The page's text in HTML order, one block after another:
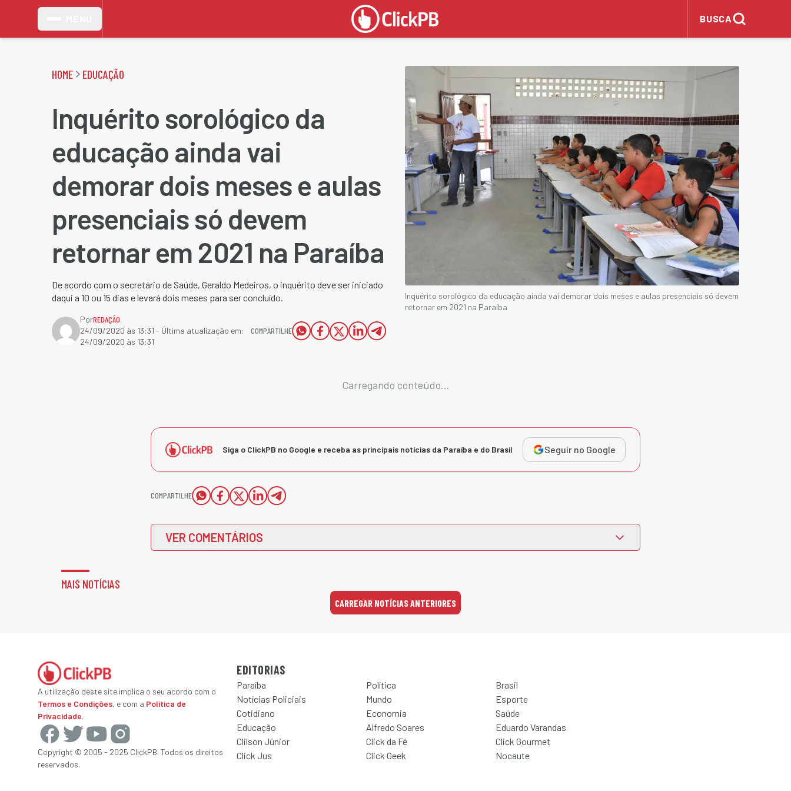
BUSCA
HOME EDUCAÇÃO
Inquérito sorológico da
educação ainda vai
demorar dois meses e aulas
presenciais só devem
retornar em 2021 na Paraíba
De acordo com o secretário de Saúde, Geraldo Medeiros, o inquérito deve ser iniciado
daqui a 10 ou 15 dias e levará dois meses para ser concluído.
PorREDAÇÃO
24/09/2020 às 13:31 - Última atualização em:
24/09/2020 às 13:31
COMPARTILHE
Inquérito sorológico da educação ainda vai demorar dois meses e aulas presenciais só devem
retornar em 2021 na Paraíba
Carregando conteúdo...
Siga o ClickPB no Google e receba as principais notícias da Paraíba e do Brasil Seguir no Google
COMPARTILHE
VER COMENTÁRIOS
MAIS NOTÍCIAS
CARREGAR NOTÍCIAS ANTERIORES
A utilização deste site implica o seu acordo com o
Termos e Condições, e com a Política de
Privacidade.
Copyright © 2005 - 2025 ClickPB. Todos os direitos
reservados.
EDITORIAS
Paraíba Política
Brasil
Notícias Policiais
Mundo
Esporte
Cotidiano
Economia
Saúde
Educação
Alfredo Soares
Eduardo Varandas
Clilson Júnior
Click da Fé
Click Gourmet
Click Jus
Click Geek Nocaute